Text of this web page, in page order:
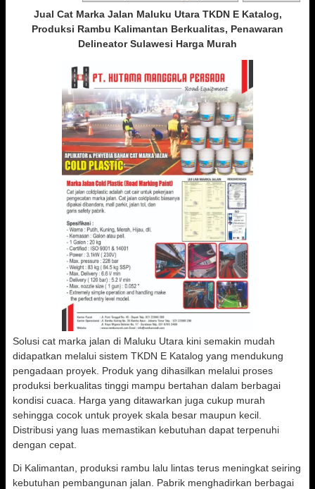
Jual Cat Marka Jalan Maluku Utara TKDN E Katalog,
Produksi Rambu Kalimantan Berkualitas, Penawaran
Delineator Sulawesi Harga Murah
Solusi cat marka jalan di Maluku Utara kini semakin mudah
didapatkan melalui sistem TKDN E Katalog yang mendukung
pengadaan proyek. Produk yang dihasilkan melalui proses
produksi berkualitas tinggi mampu bertahan dalam berbagai
kondisi cuaca. Harga yang ditawarkan juga cukup murah
sehingga cocok untuk proyek skala besar maupun kecil.
Distribusi yang luas memastikan kebutuhan dapat terpenuhi
dengan cepat.
Di Kalimantan, produksi rambu lalu lintas terus meningkat seiring
kebutuhan pembangunan jalan. Pabrik menghadirkan berbagai